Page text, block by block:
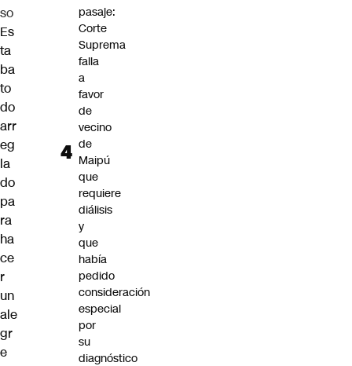
so
Es
ta
ba
to
do
arr
eg
la
do
pa
ra
ha
ce
r
un
ale
gr
e
pasaje:
Corte
Suprema
falla
a
favor
de
vecino
de
Maipú
que
requiere
diálisis
y
que
había
pedido
consideración
especial
por
su
diagnóstico